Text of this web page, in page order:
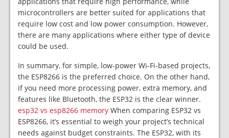
microcontrollers are better suited for applications that
require low cost and low power consumption. However,
there are many applications where either type of device
could be used.
In summary, for simple, low-power Wi-Fi-based projects,
the ESP8266 is the preferred choice. On the other hand,
if you need more processing power, extra memory, and
features like Bluetooth, the ESP32 is the clear winner.
esp32 vs esp8266 memory When comparing ESP32 vs
ESP8266, it’s essential to weigh your project’s technical
needs against budget constraints. The ESP32, with its